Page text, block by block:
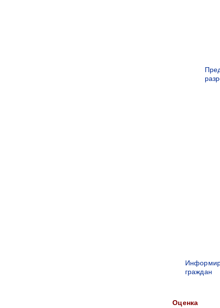
граждан
Оценка